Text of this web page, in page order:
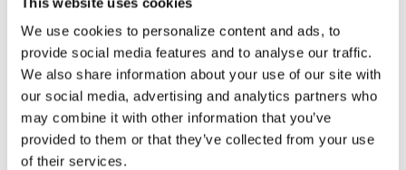
We use cookies to personalize content and ads, to
provide social media features and to analyse our traffic.
We also share information about your use of our site with
our social media, advertising and analytics partners who
may combine it with other information that you’ve
provided to them or that they’ve collected from your use
of their services.
ajudará a acelerar.
Fomos convidados para este acampamento base pelos
patrocinadores. Além disso, nossos ex-funcionários estavam
cientes da conferência GPD. Por isso nos inscrevemos para
participar.
Eu diria que o nosso maior marco até agora é tornar a nossa
tecnologia credível e ser capaz de realmente criar um vidro
dinâmico capaz de ser comercializado em massa.